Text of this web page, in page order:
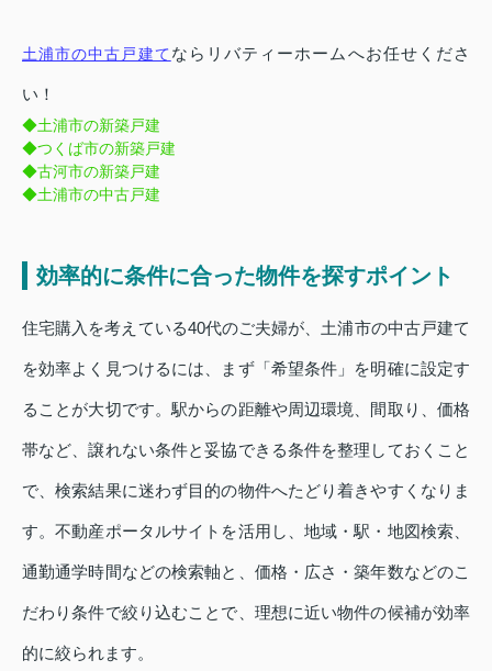
土浦市の中古戸建てならリバティーホームへお任せくださ
い！
◆土浦市の新築戸建
◆つくば市の新築戸建
◆古河市の新築戸建
◆土浦市の中古戸建
効率的に条件に合った物件を探すポイント
住宅購入を考えている40代のご夫婦が、土浦市の中古戸建て
を効率よく見つけるには、まず「希望条件」を明確に設定す
ることが大切です。駅からの距離や周辺環境、間取り、価格
帯など、譲れない条件と妥協できる条件を整理しておくこと
で、検索結果に迷わず目的の物件へたどり着きやすくなりま
す。不動産ポータルサイトを活用し、地域・駅・地図検索、
通勤通学時間などの検索軸と、価格・広さ・築年数などのこ
だわり条件で絞り込むことで、理想に近い物件の候補が効率
的に絞られます。